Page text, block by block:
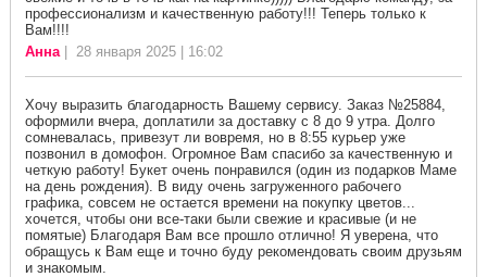
профессионализм и качественную работу!!! Теперь только к
Вам!!!!
Анна| 28 января 2025 | 16:02
Хочу выразить благодарность Вашему сервису. Заказ №25884,
оформили вчера, доплатили за доставку с 8 до 9 утра. Долго
сомневалась, привезут ли вовремя, но в 8:55 курьер уже
позвонил в домофон. Огромное Вам спасибо за качественную и
четкую работу! Букет очень понравился (один из подарков Маме
на день рождения). В виду очень загруженного рабочего
графика, совсем не остается времени на покупку цветов...
хочется, чтобы они все-таки были свежие и красивые (и не
помятые) Благодаря Вам все прошло отлично! Я уверена, что
обращусь к Вам еще и точно буду рекомендовать своим друзьям
и знакомым.